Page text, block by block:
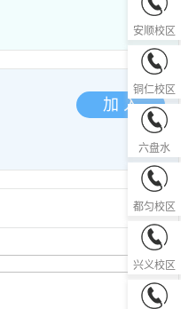
加 入
安顺校区
0851-
铜仁校区
0856-
六盘水
0858-
都匀校区
0854-
兴义校区
0859-